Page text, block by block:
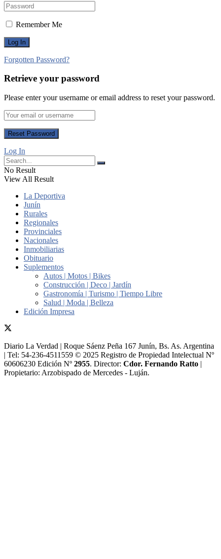
Remember Me
Forgotten Password?
Retrieve your password
Please enter your username or email address to reset your password.
Log In
No Result
View All Result
La Deportiva
Junín
Rurales
Regionales
Provinciales
Nacionales
Inmobiliarias
Obituario
Suplementos
Autos | Motos | Bikes
Construcción | Deco | Jardín
Gastronomía | Turismo | Tiempo Libre
Salud | Moda | Belleza
Edición Impresa
Diario La Verdad | Roque Sáenz Peña 167 Junín, Bs. As. Argentina
| Tel: 54-236-4511559 © 2025 Registro de Propiedad Intelectual Nº
60606230 Edición Nº 2955. Director:​ Cdor. Fernando Ratto |
Propietario:​ Arzobispado de Mercedes - Luján.